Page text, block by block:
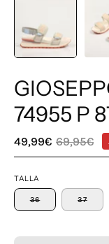
74955 P
49,99€ 69,95€
TALLA
36 37